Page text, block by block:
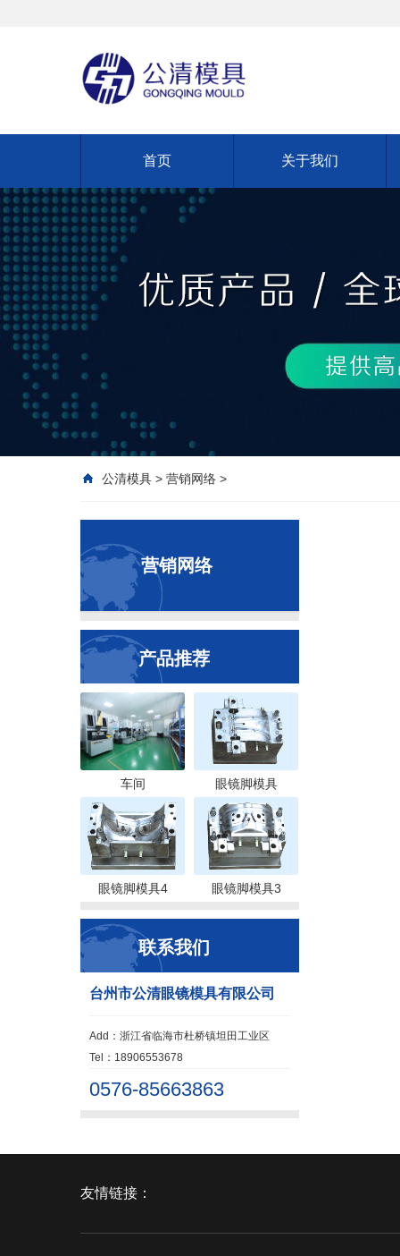
首页 关于我们
公清模具 > 营销网络 >
营销网络
产品推荐
车间 眼镜脚模具
眼镜脚模具4 眼镜脚模具3
联系我们
台州市公清眼镜模具有限公司
Add：浙江省临海市杜桥镇坦田工业区
Tel：18906553678
0576-85663863
友情链接：